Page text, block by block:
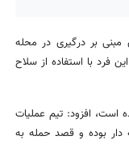
بر درگیری در محله
فرد با استفاده از سلاح
است، افزود: تیم عملیات
دار بوده و قصد حمله به